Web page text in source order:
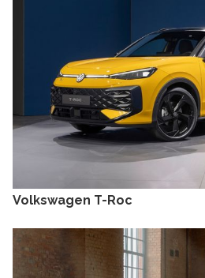
Volkswagen T-Roc